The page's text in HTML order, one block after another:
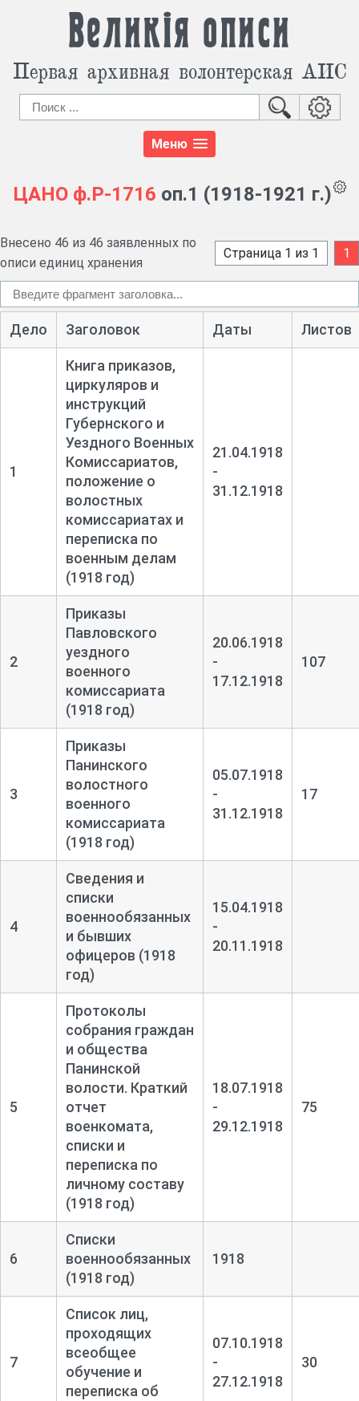
Великія описи
Первая архивная волонтерская АИС
Меню
ЦАНО ф.Р-1716 оп.1 (1918-1921 г.)
Внесено 46 из 46 заявленных по
описи единиц хранения
Страница 1 из 1 1
Дело Заголовок Даты Листов
1
Книга приказов,
циркуляров и
инструкций
Губернского и
Уездного Военных
Комиссариатов,
положение о
волостных
комиссариатах и
переписка по
военным делам
(1918 год)
21.04.1918
-
31.12.1918
2
Приказы
Павловского
уездного
военного
комиссариата
(1918 год)
20.06.1918
-
17.12.1918
107
3
Приказы
Панинского
волостного
военного
комиссариата
(1918 год)
05.07.1918
-
31.12.1918
17
4
Сведения и
списки
военнообязанных
и бывших
офицеров (1918
год)
15.04.1918
-
20.11.1918
5
Протоколы
собрания граждан
и общества
Панинской
волости. Краткий
отчет
военкомата,
списки и
переписка по
личному составу
(1918 год)
18.07.1918
-
29.12.1918
75
6
Списки
военнообязанных
(1918 год)
1918
7
Список лиц,
проходящих
всеобщее
обучение и
переписка об
07.10.1918
-
27.12.1918
30